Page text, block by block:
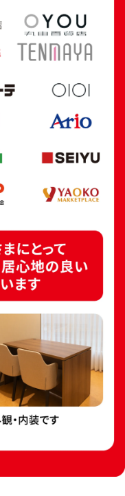
18金 (K18) 喜平リ
5.0g
参考買取価格
112,300